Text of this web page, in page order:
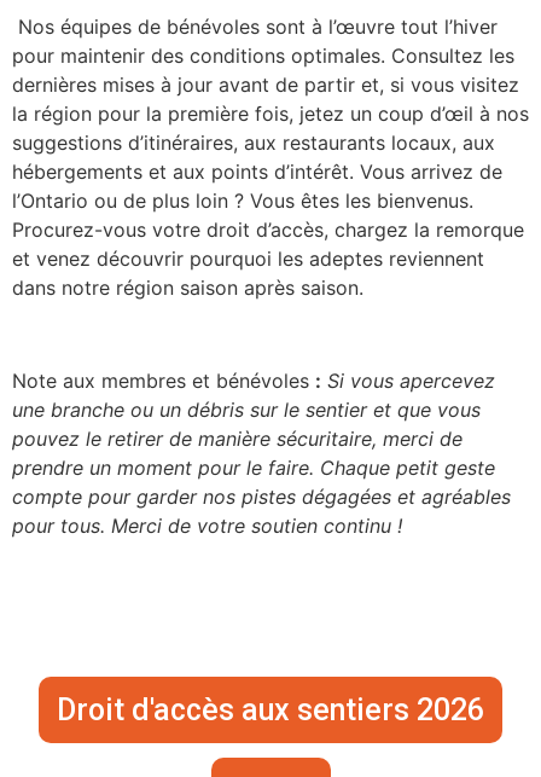
Nos équipes de bénévoles sont à l’œuvre tout l’hiver
pour maintenir des conditions optimales. Consultez les
dernières mises à jour avant de partir et, si vous visitez
la région pour la première fois, jetez un coup d’œil à nos
suggestions d’itinéraires, aux restaurants locaux, aux
hébergements et aux points d’intérêt. Vous arrivez de
l’Ontario ou de plus loin ? Vous êtes les bienvenus.
Procurez-vous votre droit d’accès, chargez la remorque
et venez découvrir pourquoi les adeptes reviennent
dans notre région saison après saison.
Note aux membres et bénévoles : Si vous apercevez
une branche ou un débris sur le sentier et que vous
pouvez le retirer de manière sécuritaire, merci de
prendre un moment pour le faire. Chaque petit geste
compte pour garder nos pistes dégagées et agréables
pour tous. Merci de votre soutien continu !
Droit d'accès aux sentiers 2026